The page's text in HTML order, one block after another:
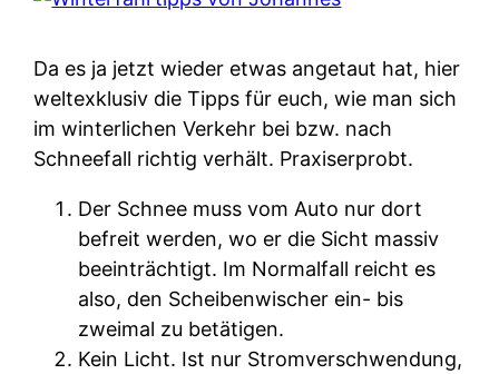
Da es ja jetzt wieder etwas angetaut hat, hier
weltexklusiv die Tipps für euch, wie man sich
im winterlichen Verkehr bei bzw. nach
Schneefall richtig verhält. Praxiserprobt.
Der Schnee muss vom Auto nur dort
befreit werden, wo er die Sicht massiv
beeinträchtigt. Im Normalfall reicht es
also, den Scheibenwischer ein- bis
zweimal zu betätigen.
Kein Licht. Ist nur Stromverschwendung,